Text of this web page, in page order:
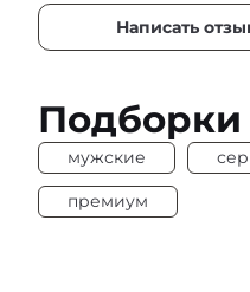
Написать
Подборки
мужские
премиум